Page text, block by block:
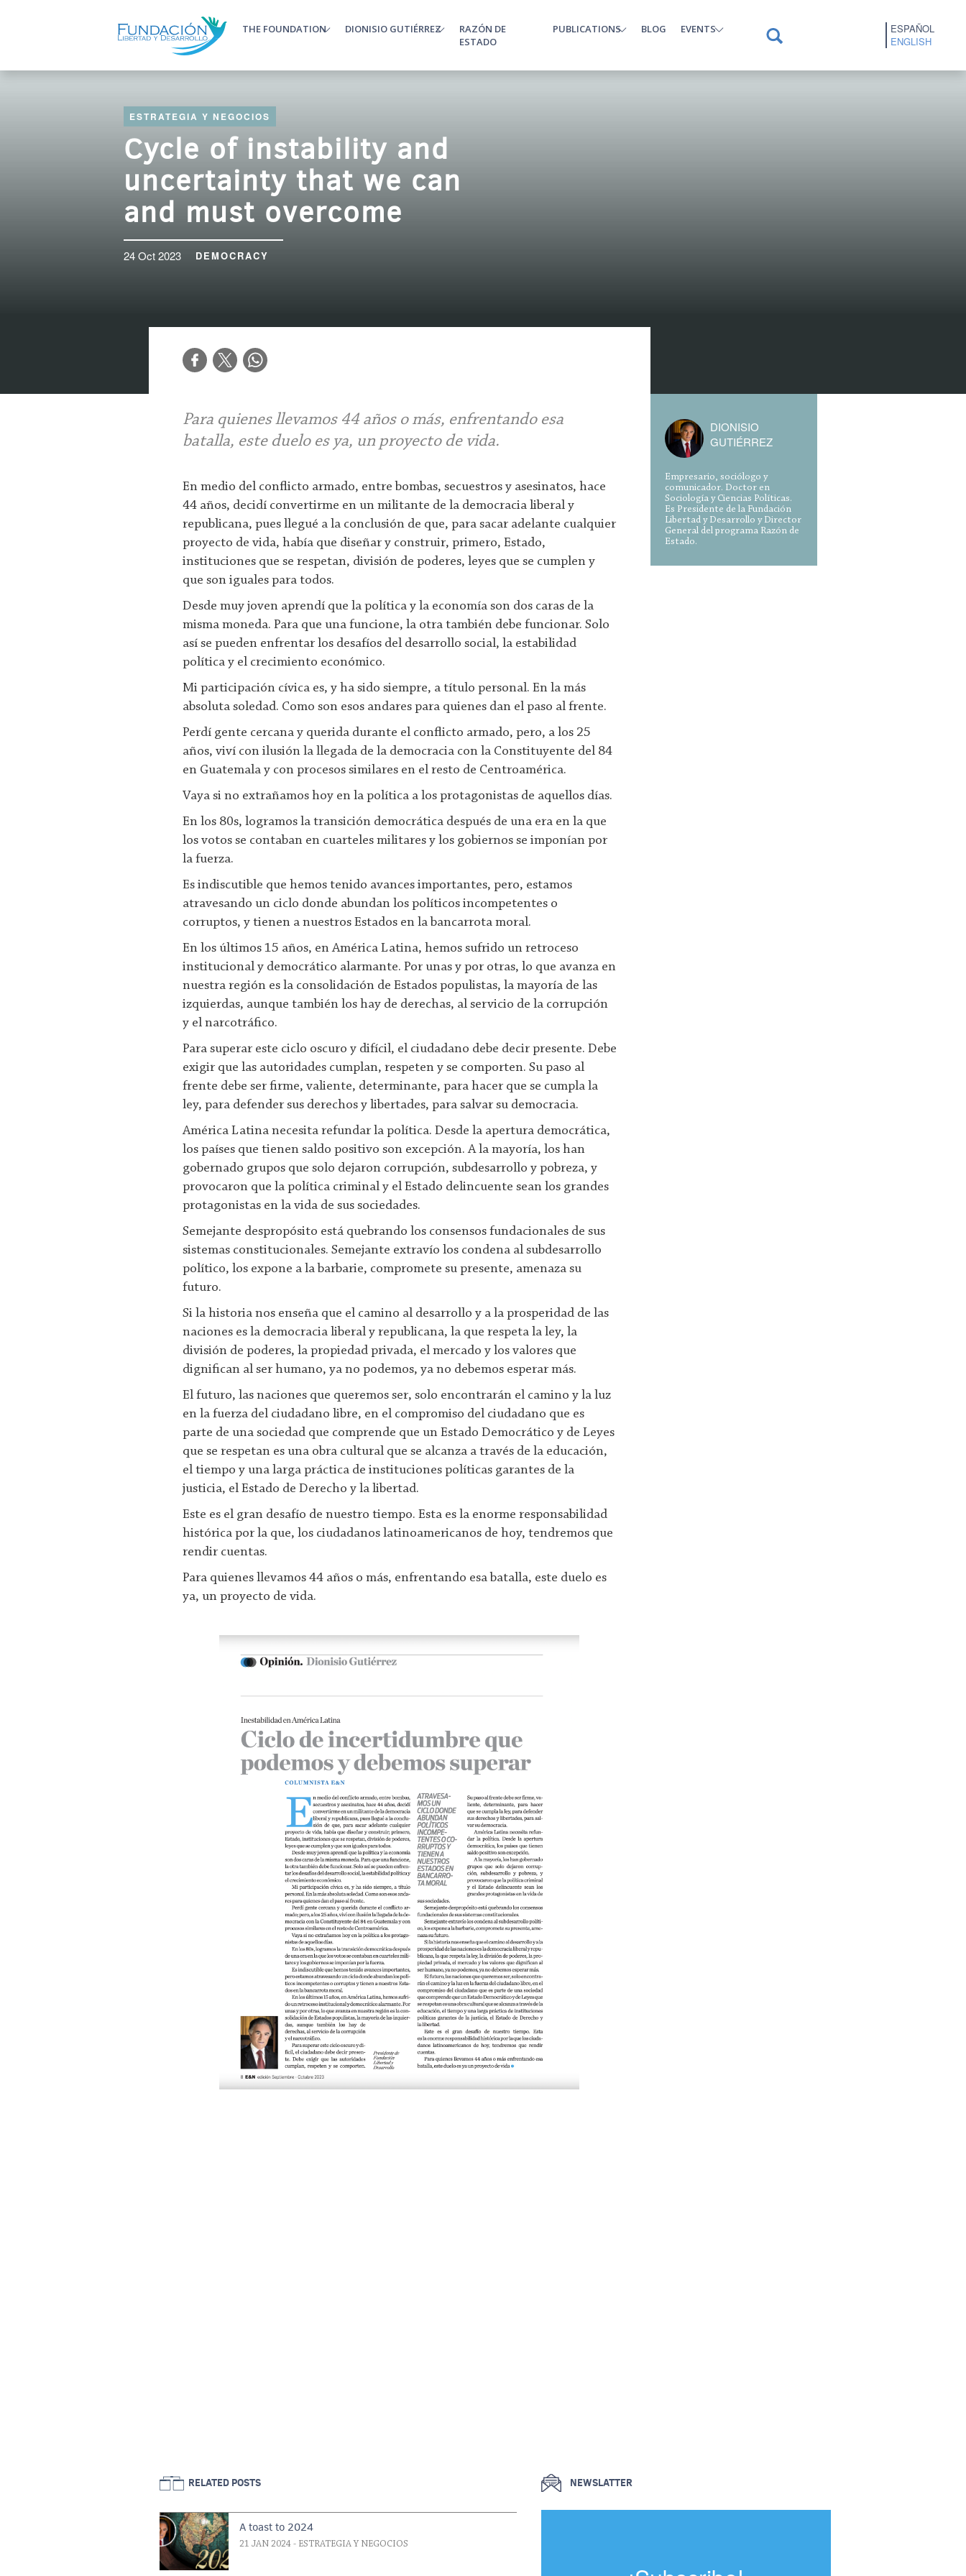
THE FOUNDATION DIONISIO GUTIÉRREZ
RAZÓN DE
ESTADO
PUBLICATIONS BLOG EVENTS
ESPAÑOL
ENGLISH
ESTRATEGIA Y NEGOCIOS
Cycle of instability and
uncertainty that we can
and must overcome
24 Oct 2023 DEMOCRACY
Para quienes llevamos 44 años o más, enfrentando esa
batalla, este duelo es ya, un proyecto de vida.
En medio del conflicto armado, entre bombas, secuestros y asesinatos, hace
44 años, decidí convertirme en un militante de la democracia liberal y
republicana, pues llegué a la conclusión de que, para sacar adelante cualquier
proyecto de vida, había que diseñar y construir, primero, Estado,
instituciones que se respetan, división de poderes, leyes que se cumplen y
que son iguales para todos.
Desde muy joven aprendí que la política y la economía son dos caras de la
misma moneda. Para que una funcione, la otra también debe funcionar. Solo
así se pueden enfrentar los desafíos del desarrollo social, la estabilidad
política y el crecimiento económico.
Mi participación cívica es, y ha sido siempre, a título personal. En la más
absoluta soledad. Como son esos andares para quienes dan el paso al frente.
Perdí gente cercana y querida durante el conflicto armado, pero, a los 25
años, viví con ilusión la llegada de la democracia con la Constituyente del 84
en Guatemala y con procesos similares en el resto de Centroamérica.
Vaya si no extrañamos hoy en la política a los protagonistas de aquellos días.
En los 80s, logramos la transición democrática después de una era en la que
los votos se contaban en cuarteles militares y los gobiernos se imponían por
la fuerza.
Es indiscutible que hemos tenido avances importantes, pero, estamos
atravesando un ciclo donde abundan los políticos incompetentes o
corruptos, y tienen a nuestros Estados en la bancarrota moral.
En los últimos 15 años, en América Latina, hemos sufrido un retroceso
institucional y democrático alarmante. Por unas y por otras, lo que avanza en
nuestra región es la consolidación de Estados populistas, la mayoría de las
izquierdas, aunque también los hay de derechas, al servicio de la corrupción
y el narcotráfico.
Para superar este ciclo oscuro y difícil, el ciudadano debe decir presente. Debe
exigir que las autoridades cumplan, respeten y se comporten. Su paso al
frente debe ser firme, valiente, determinante, para hacer que se cumpla la
ley, para defender sus derechos y libertades, para salvar su democracia.
América Latina necesita refundar la política. Desde la apertura democrática,
los países que tienen saldo positivo son excepción. A la mayoría, los han
gobernado grupos que solo dejaron corrupción, subdesarrollo y pobreza, y
provocaron que la política criminal y el Estado delincuente sean los grandes
protagonistas en la vida de sus sociedades.
Semejante despropósito está quebrando los consensos fundacionales de sus
sistemas constitucionales. Semejante extravío los condena al subdesarrollo
político, los expone a la barbarie, compromete su presente, amenaza su
futuro.
Si la historia nos enseña que el camino al desarrollo y a la prosperidad de las
naciones es la democracia liberal y republicana, la que respeta la ley, la
división de poderes, la propiedad privada, el mercado y los valores que
dignifican al ser humano, ya no podemos, ya no debemos esperar más.
El futuro, las naciones que queremos ser, solo encontrarán el camino y la luz
en la fuerza del ciudadano libre, en el compromiso del ciudadano que es
parte de una sociedad que comprende que un Estado Democrático y de Leyes
que se respetan es una obra cultural que se alcanza a través de la educación,
el tiempo y una larga práctica de instituciones políticas garantes de la
justicia, el Estado de Derecho y la libertad.
Este es el gran desafío de nuestro tiempo. Esta es la enorme responsabilidad
histórica por la que, los ciudadanos latinoamericanos de hoy, tendremos que
rendir cuentas.
Para quienes llevamos 44 años o más, enfrentando esa batalla, este duelo es
ya, un proyecto de vida.
DIONISIO
GUTIÉRREZ
Empresario, sociólogo y
comunicador. Doctor en
Sociología y Ciencias Políticas.
Es Presidente de la Fundación
Libertad y Desarrollo y Director
General del programa Razón de
Estado.
RELATED POSTS
A toast to 2024
21 JAN 2024 - ESTRATEGIA Y NEGOCIOS
NEWSLATTER